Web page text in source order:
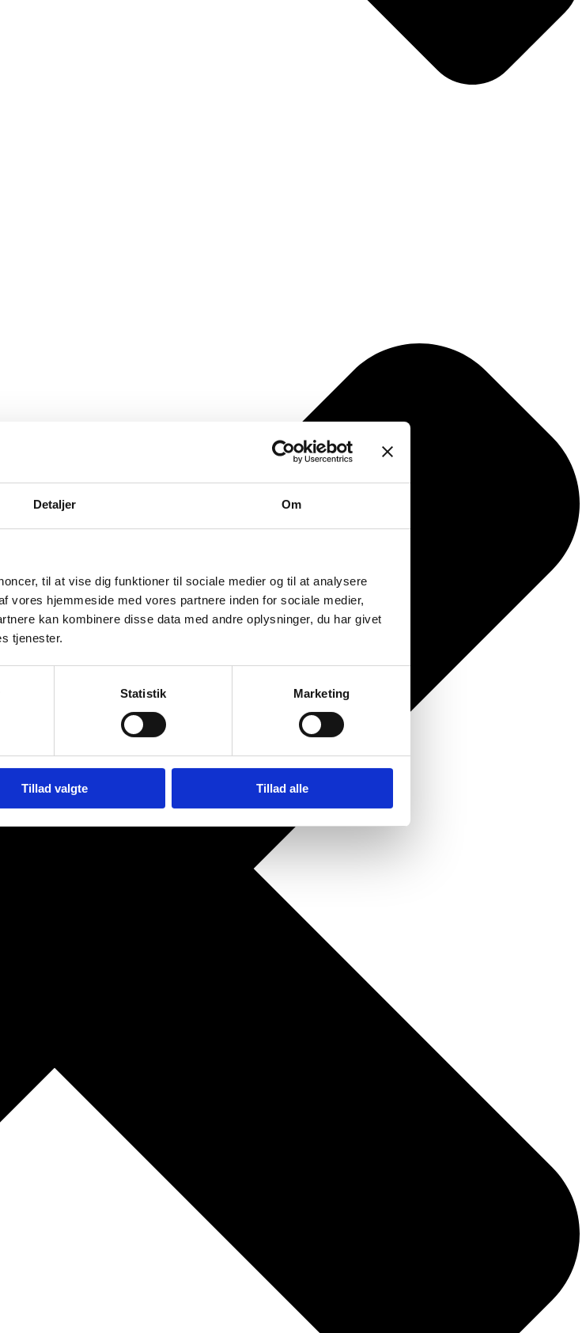
Detaljer Om
til at vise dig funktioner til sociale medier og til at analysere
vores hjemmeside med vores partnere inden for sociale medier,
kan kombinere disse data med andre oplysninger, du har givet
tjenester.
Statistik Marketing
Tillad valgte Tillad alle